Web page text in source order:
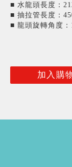
■ 水龍頭長度：
■ 抽拉管長度：
■ 龍頭旋轉角度：
加入購